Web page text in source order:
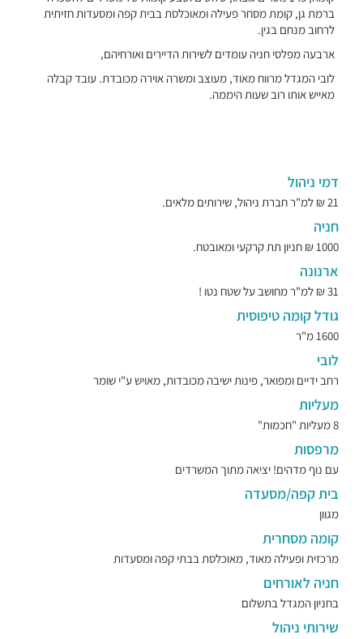
ברמת גן, קומת מסחר פעילה ומאוכלסת בבית קפה ומסעדות חזיתית
לרחוב מנחם בגין.
ארבעה מפלסי חניה עומדים לשירות הדיירים ואורחיהם,
לובי המגדל מרווח מאוד, מעוצב ומשרה אוירה מכובדת. עובד קבלה
מאייש אותו רוב שעות היממה.
דמי ניהול
21 ₪ למ"ר חברת ניהול, שירותים מלאים.
חניה
1000 ₪ חניון תת קרקעי ומאובטח.
ארנונה
31 ₪ למ"ר מחושב על שטח נטו !
גודל קומה טיפוסית
1600 מ"ר
לובי
רחב ידיים ומפואר, פינות ישיבה מכובדות, מאויש ע"י שומר
מעליות
8 מעליות "חכמות"
מרפסות
עם נוף מדהים! יציאה מתוך המשרדים
בית קפה/מסעדה
מגוון
קומה מסחרית
מרכזית ופעילה מאוד, מאוכלסת בבתי קפה ומסעדות
חניה לאורחים
בחניון המגדל בתשלום
שירותי ניהול